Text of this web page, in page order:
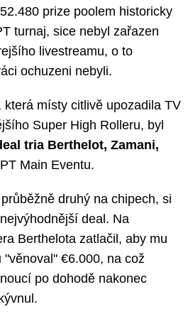
prize poolem historicky
turnaj, sice nebyl zařazen
livestreamu, o to
ochuzeni nebyli.
místy citlivě upozadila TV
Super High Rolleru, byl
tria Berthelot, Zamani,
Main Eventu.
druhý na chipech, si
deal. Na
Berthelota zatlačil, aby mu
€6.000, na což
po dohodě nakonec